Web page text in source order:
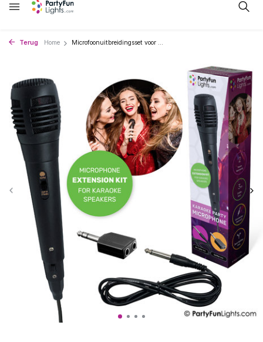
Terug Home Microfoonuitbreidingsset voor ...